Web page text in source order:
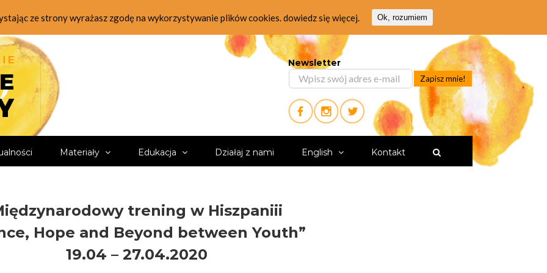
Newsletter
Materiały Edukacja Działaj z nami English Kontakt
trening w Hiszpaniii
Hope and Beyond between Youth”
19.04 – 27.04.2020
ze strony wyrażasz zgodę na wykorzystywanie plików cookies. dowiedz się więcej. Ok, rozumiem